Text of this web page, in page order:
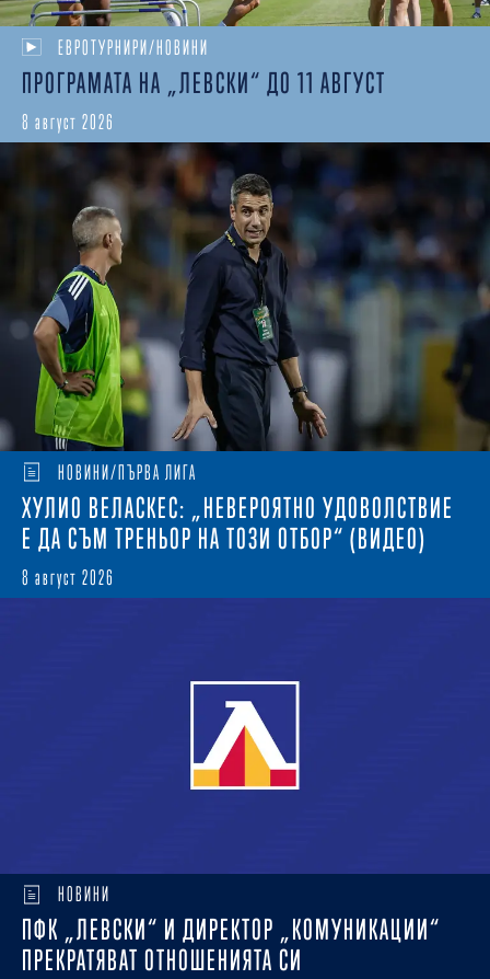
ЕВРОТУРНИРИ/НОВИНИ
ПРОГРАМАТА НА „ЛЕВСКИ“ ДО 11 АВГУСТ
8 август 2026
НОВИНИ/ПЪРВА ЛИГА
ХУЛИО ВЕЛАСКЕС: „НЕВЕРОЯТНО УДОВОЛСТВИЕ
Е ДА СЪМ ТРЕНЬОР НА ТОЗИ ОТБОР“ (ВИДЕО)
8 август 2026
НОВИНИ
ПФК „ЛЕВСКИ“ И ДИРЕКТОР „КОМУНИКАЦИИ“
ПРЕКРАТЯВАТ ОТНОШЕНИЯТА СИ